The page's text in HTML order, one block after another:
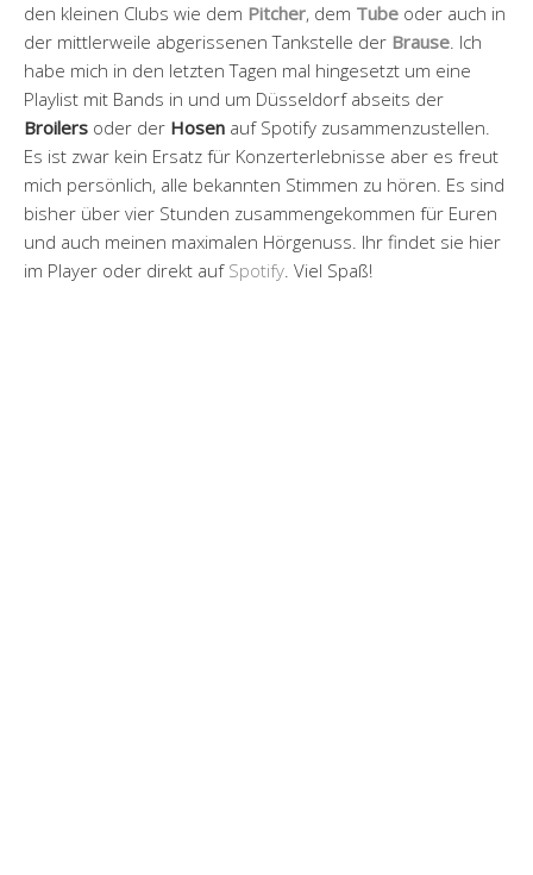
den kleinen Clubs wie dem Pitcher, dem Tube oder auch in
der mittlerweile abgerissenen Tankstelle der Brause. Ich
habe mich in den letzten Tagen mal hingesetzt um eine
Playlist mit Bands in und um Düsseldorf abseits der
Broilers oder der Hosen auf Spotify zusammenzustellen.
Es ist zwar kein Ersatz für Konzerterlebnisse aber es freut
mich persönlich, alle bekannten Stimmen zu hören. Es sind
bisher über vier Stunden zusammengekommen für Euren
und auch meinen maximalen Hörgenuss. Ihr findet sie hier
im Player oder direkt auf Spotify. Viel Spaß!